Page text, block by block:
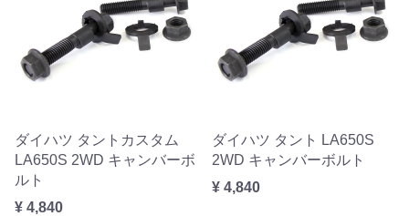
ダイハツ タントカスタム
LA650S 2WD キャンバーボ
ルト
¥ 4,840
ダイハツ タント LA650S
2WD キャンバーボルト
¥ 4,840